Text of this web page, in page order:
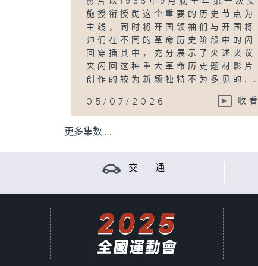
施授衔授勋这个重要的历史节点为
主线，同时将开国领袖们与开国将
帅们在不同的革命历史阶段中的闪
回穿插其中，充分展示了夹述夹议
夹闪回这种重大革命历史题材影片
创作的较为新颖独特不为多见的...
05/07/2026 收看
更多集数 ...
交 通